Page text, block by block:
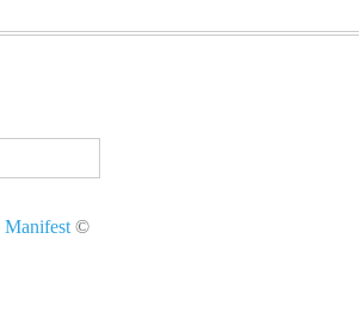
© Andrew Azmi. Powered by
Manifest